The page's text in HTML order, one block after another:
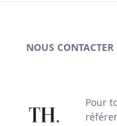
NOUS CONTACTER
Pour